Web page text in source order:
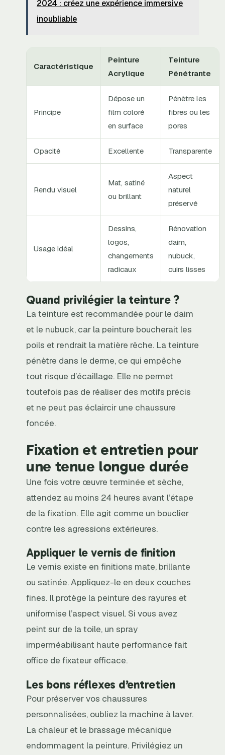
2024 : créez une expérience immersive
inoubliable
Caractéristique
Peinture
Acrylique
Teinture
Pénétrante
Principe
Dépose un
film coloré
en surface
Pénètre les
fibres ou les
pores
Opacité Excellente Transparente
Rendu visuel
Mat, satiné
ou brillant
Aspect
naturel
préservé
Usage idéal
Dessins,
logos,
changements
radicaux
Rénovation
daim,
nubuck,
cuirs lisses
Quand privilégier la teinture ?
La teinture est recommandée pour le daim
et le nubuck, car la peinture boucherait les
poils et rendrait la matière rêche. La teinture
pénètre dans le derme, ce qui empêche
tout risque d’écaillage. Elle ne permet
toutefois pas de réaliser des motifs précis
et ne peut pas éclaircir une chaussure
foncée.
Fixation et entretien pour
une tenue longue durée
Une fois votre œuvre terminée et sèche,
attendez au moins 24 heures avant l’étape
de la fixation. Elle agit comme un bouclier
contre les agressions extérieures.
Appliquer le vernis de finition
Le vernis existe en finitions mate, brillante
ou satinée. Appliquez-le en deux couches
fines. Il protège la peinture des rayures et
uniformise l’aspect visuel. Si vous avez
peint sur de la toile, un spray
imperméabilisant haute performance fait
office de fixateur efficace.
Les bons réflexes d’entretien
Pour préserver vos chaussures
personnalisées, oubliez la machine à laver.
La chaleur et le brassage mécanique
endommagent la peinture. Privilégiez un